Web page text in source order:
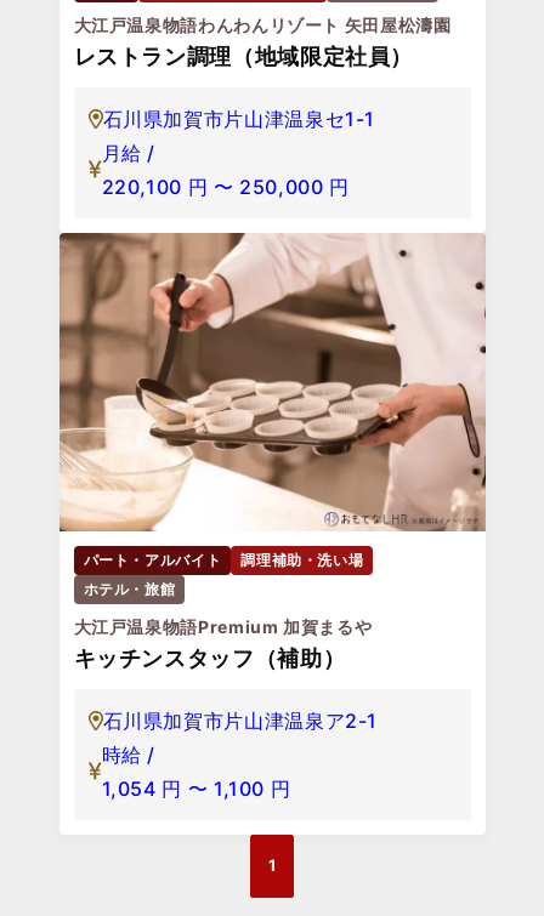
大江戸温泉物語わんわんリゾート 矢田屋松濤園
レストラン調理（地域限定社員）
石川県加賀市片山津温泉セ1-1
月給 /
220,100 円 〜 250,000 円
パート・アルバイト
調理補助・洗い場
ホテル・旅館
大江戸温泉物語Premium 加賀まるや
キッチンスタッフ（補助）
石川県加賀市片山津温泉ア2-1
時給 /
1,054 円 〜 1,100 円
1